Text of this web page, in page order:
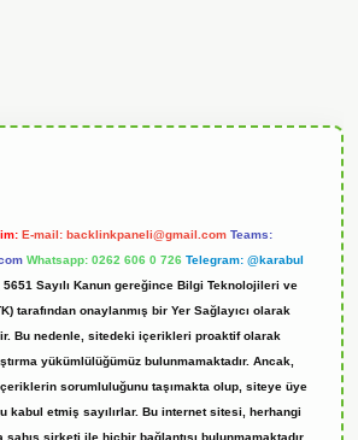
E-mail: backlinkpaneli@gmail.com Teams:
Whatsapp: 0262 606 0 726 Telegram: @karabul
5651 Sayılı Kanun gereğince Bilgi Teknolojileri ve
tarafından onaylanmış bir Yer Sağlayıcı olarak
Bu nedenle, sitedeki içerikleri proaktif olarak
yükümlülüğümüz bulunmamaktadır. Ancak,
sorumluluğunu taşımakta olup, siteye üye
kabul etmiş sayılırlar. Bu internet sitesi, herhangi
şirketi ile hiçbir bağlantısı bulunmamaktadır.